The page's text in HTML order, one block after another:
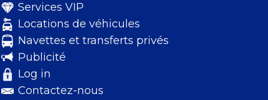
Services VIP
Locations de véhicules
Navettes et transferts privés
Publicité
Log in
Contactez-nous